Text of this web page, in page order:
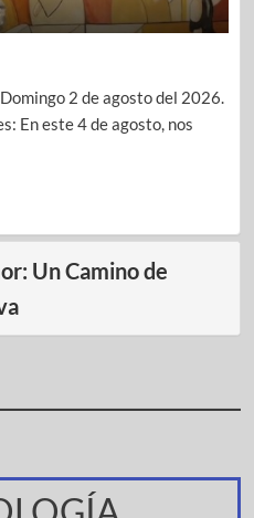
2 de agosto del 2026.
En este 4 de agosto, nos
Un Camino de